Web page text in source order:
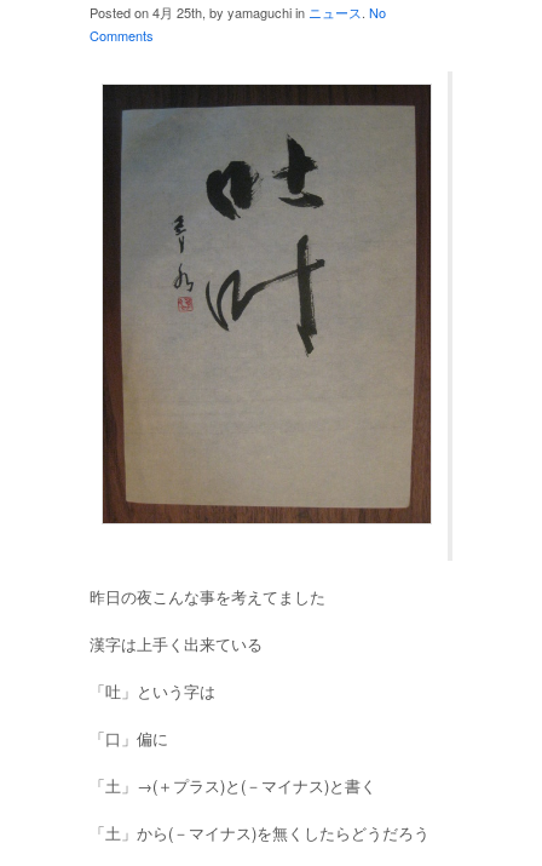
Posted on 4月 25th, by yamaguchi in ニュース. No
Comments
昨日の夜こんな事を考えてました
漢字は上手く出来ている
「吐」という字は
「口」偏に
「土」→(＋プラス)と(－マイナス)と書く
「土」から(－マイナス)を無くしたらどうだろう